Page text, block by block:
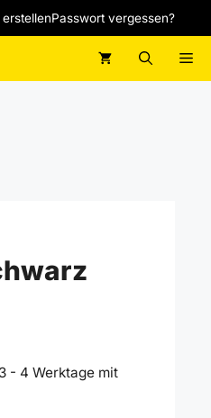
Passwort vergessen?
- 4 Werktage mit